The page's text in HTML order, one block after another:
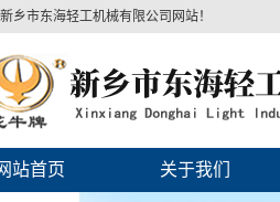
乡市东海轻工机械有限公司网站！
站首页 关于我们